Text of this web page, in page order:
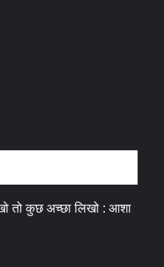
तो कुछ अच्छा लिखो : आशा